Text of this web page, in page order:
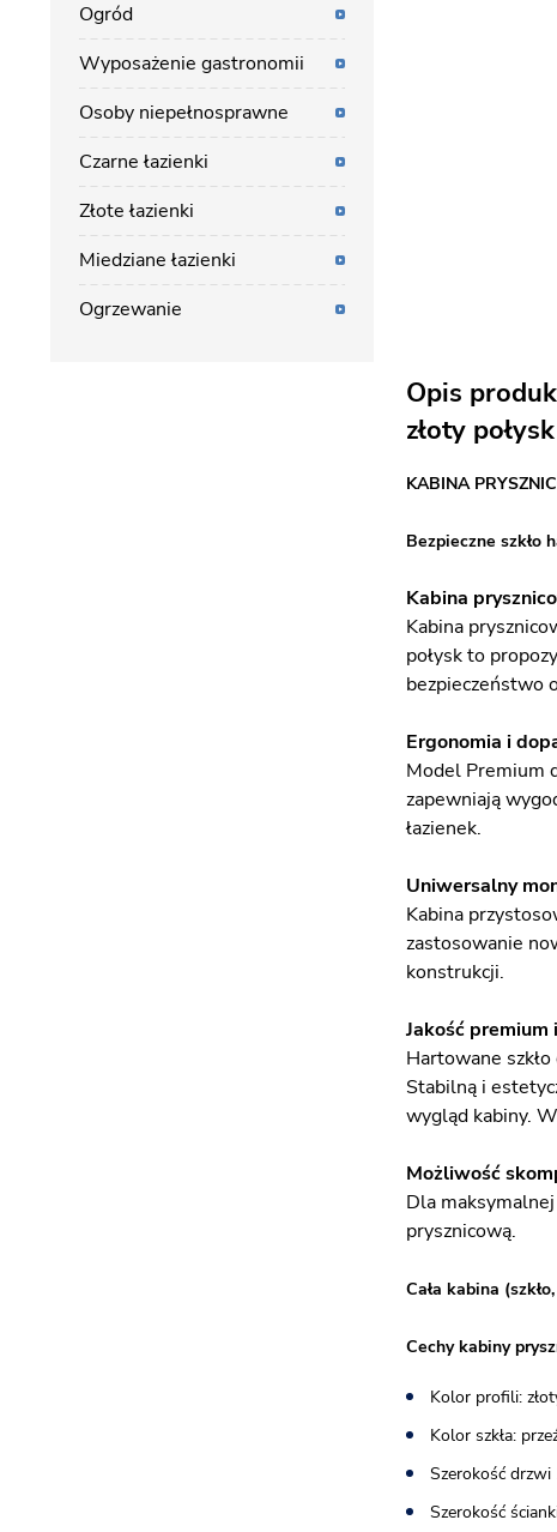
Opis
złoty
KABINA
Bezpieczne szkło
Kabina
Kabina
połysk to
bezpieczeństwo
Ergonomia i
Model Premium
zapewniają
łazienek.
Uniwersalny
Kabina
zastosowanie
konstrukcji.
Jakość premium
Hartowane
Stabilną i
wygląd kabiny.
Możliwość
Dla
prysznicową.
Cała kabina
Cechy kabiny
Kolor profili:
Kolor szkła:
Szerokość
Szerokość
Ogród
Wyposażenie gastronomii
Osoby niepełnosprawne
Czarne łazienki
Złote łazienki
Miedziane łazienki
Ogrzewanie